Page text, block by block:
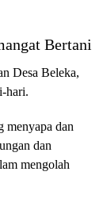
Bertani
Desa Beleka,
hari.
menyapa dan
dan
mengolah